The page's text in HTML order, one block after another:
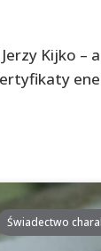
Jerzy Kijko –
Świadectwo